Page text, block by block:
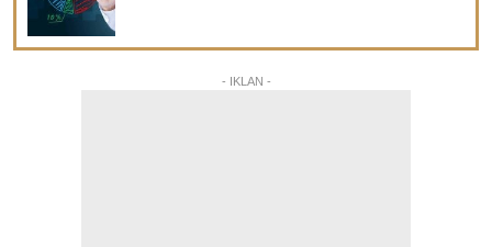
- IKLAN -